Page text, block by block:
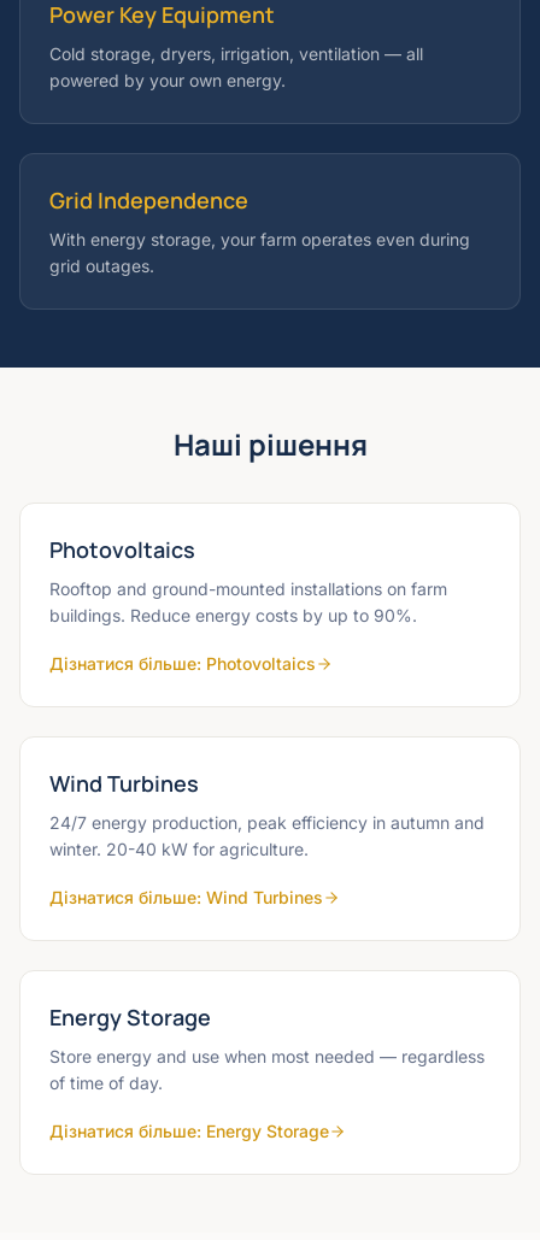
Power Key Equipment
Cold storage, dryers, irrigation, ventilation — all
powered by your own energy.
Grid Independence
With energy storage, your farm operates even during
grid outages.
Наші рішення
Photovoltaics
Rooftop and ground-mounted installations on farm
buildings. Reduce energy costs by up to 90%.
Дізнатися більше: Photovoltaics
Wind Turbines
24/7 energy production, peak efficiency in autumn and
winter. 20-40 kW for agriculture.
Дізнатися більше: Wind Turbines
Energy Storage
Store energy and use when most needed — regardless
of time of day.
Дізнатися більше: Energy Storage